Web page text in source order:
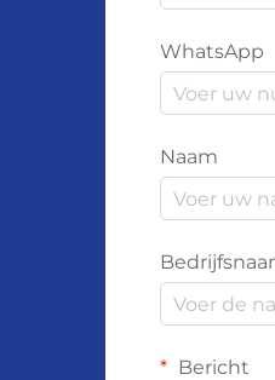
WhatsApp
Naam
Bericht